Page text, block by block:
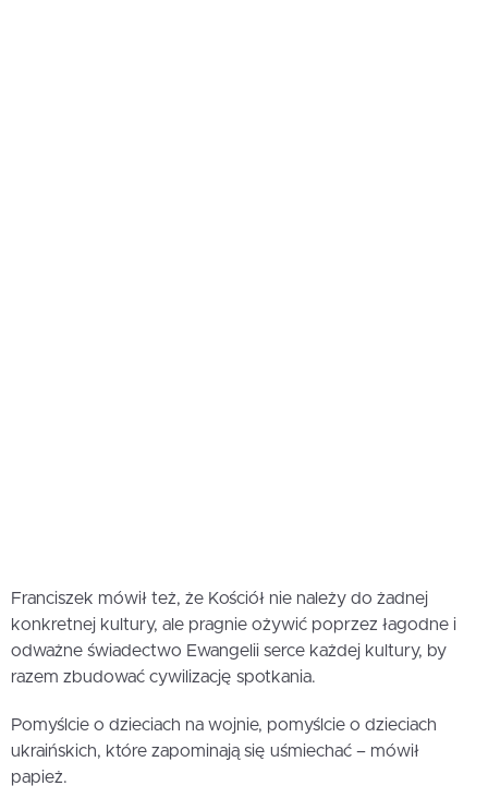
Franciszek mówił też, że Kościół nie należy do żadnej
konkretnej kultury, ale pragnie ożywić poprzez łagodne i
odważne świadectwo Ewangelii serce każdej kultury, by
razem zbudować cywilizację spotkania.
Pomyślcie o dzieciach na wojnie, pomyślcie o dzieciach
ukraińskich, które zapominają się uśmiechać – mówił
papież.